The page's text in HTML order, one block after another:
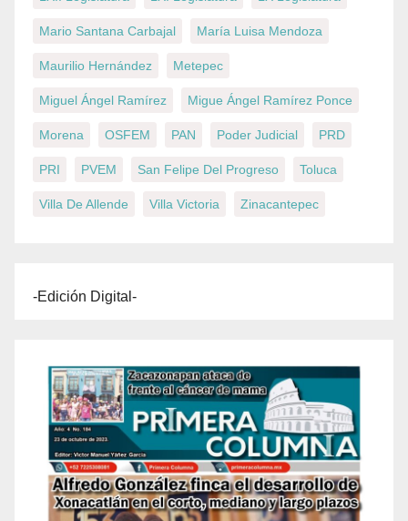
Mario Santana Carbajal María Luisa Mendoza
Maurilio Hernández Metepec
Miguel Ángel Ramírez Migue Ángel Ramírez Ponce
Morena OSFEM PAN Poder Judicial PRD
PRI PVEM San Felipe Del Progreso Toluca
Villa De Allende Villa Victoria Zinacantepec
-Edición Digital-